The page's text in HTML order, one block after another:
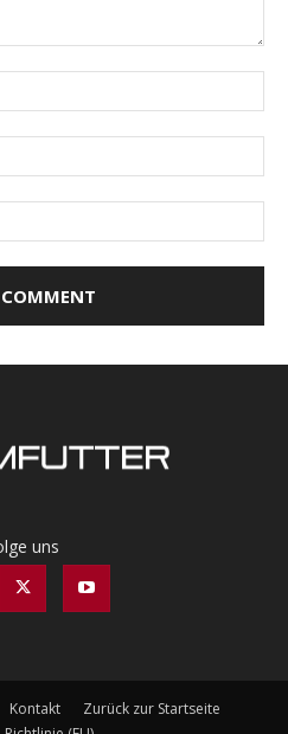
uns
Kontakt
Zurück zur Startseite